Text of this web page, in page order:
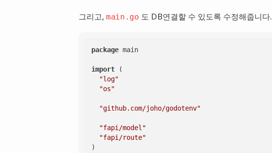
// 환경 변수에서 DB정보 가져오기
	DBNAME := os.Getenv(
	USERNAME := os.Getenv(
	PASSWORD := os.Getenv(
	MAX_IDLE_CONNS := os.Getenv(
	MAX_OPEN_CONNS := os.Getenv(
	DSN := USERNAME +
":" + PASSWORD +
DBNAME
	DBConn, _ = sql.Open(
// Connection Pool
그리고, main.go 도 DB연결할 수 있도록 수정해줍니다.
package main
import (
"log"
"os"
"github.com/joho/godotenv"
"fapi/model"
"fapi/route"
)